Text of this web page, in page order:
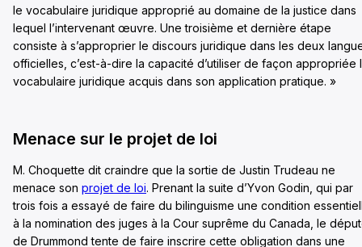
le vocabulaire juridique approprié au domaine de la justice dans
lequel l’intervenant œuvre. Une troisième et dernière étape
consiste à s’approprier le discours juridique dans les deux
officielles, c’est-à-dire la capacité d’utiliser de façon appropriée
vocabulaire juridique acquis dans son application pratique. »
Menace sur le projet de loi
M. Choquette dit craindre que la sortie de Justin Trudeau ne
menace son projet de loi. Prenant la suite d’Yvon Godin, qui par
trois fois a essayé de faire du bilinguisme une condition
à la nomination des juges à la Cour suprême du Canada, le
de Drummond tente de faire inscrire cette obligation dans une